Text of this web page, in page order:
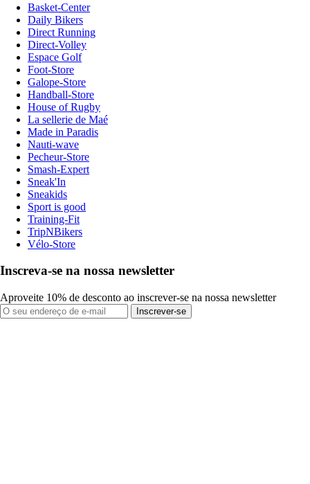
Basket-Center
Daily Bikers
Direct Running
Direct-Volley
Espace Golf
Foot-Store
Galope-Store
Handball-Store
House of Rugby
La sellerie de Maé
Made in Paradis
Nauti-wave
Pecheur-Store
Smash-Expert
Sneak'In
Sneakids
Sport is good
Training-Fit
TripNBikers
Vélo-Store
Inscreva-se na nossa newsletter
Aproveite 10% de desconto ao inscrever-se na nossa newsletter
Inscrever-se